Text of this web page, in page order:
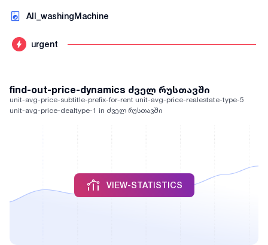
AII_washingMachine
urgent
find-out-price-dynamics ძველ რუსთავში
unit-avg-price-subtitle-prefix-for-rent unit-avg-price-realestate-type-5
unit-avg-price-dealtype-1 in ძველ რუსთავში
VIEW-STATISTICS